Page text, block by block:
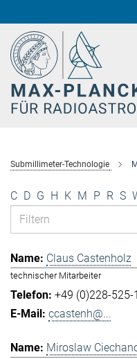
Sternentstehung
Submillimeter-Technologie
C D G H K M P R S
Claus Castenholz
technischer Mitarbeiter
+49 (0)228-525-
ccastenh@...
Miroslaw